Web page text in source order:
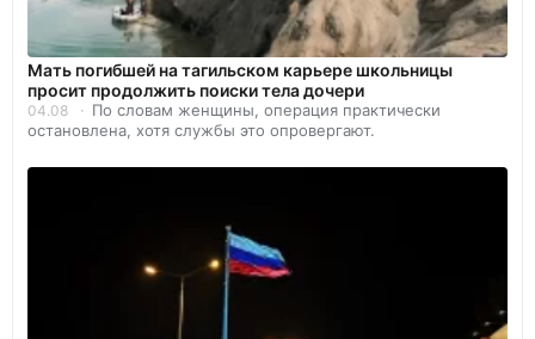
Мать погибшей на тагильском карьере школьницы
просит продолжить поиски тела дочери
04.08
По словам женщины, операция практически
остановлена, хотя службы это опровергают.